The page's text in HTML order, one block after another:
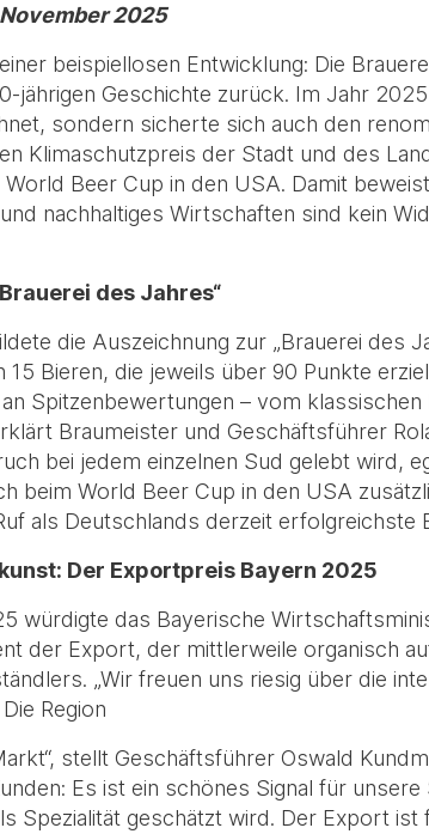
2025
beispiellosen Entwicklung: Die
jährigen Geschichte zurück. Im Jahr
sondern sicherte sich auch den
Klimaschutzpreis der Stadt und des
Beer Cup in den USA. Damit
nachhaltiges Wirtschaften sind kein
des Jahres“
die Auszeichnung zur „Brauerei des
Bieren, die jeweils über 90 Punkte
Spitzenbewertungen – vom
Braumeister und Geschäftsführer
bei jedem einzelnen Sud gelebt wird,
beim World Beer Cup in den USA
als Deutschlands derzeit erfolgreichste
Der Exportpreis Bayern 2025
würdigte das Bayerische
der Export, der mittlerweile organisch
„Wir freuen uns riesig über die
Region
stellt Geschäftsführer Oswald
Es ist ein schönes Signal für unsere
Spezialität geschätzt wird. Der Export